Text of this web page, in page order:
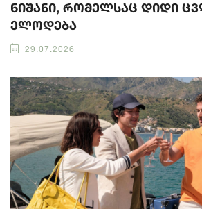
ნიშანი, რომელსაც დიდი
ელოდება
29.07.2026